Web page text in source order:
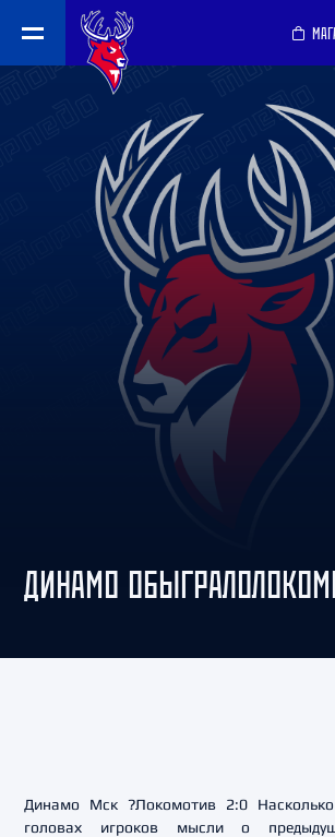
ДИНАМО
Динамо Мск ?Локомотив 2:0
головах игроков мысли о